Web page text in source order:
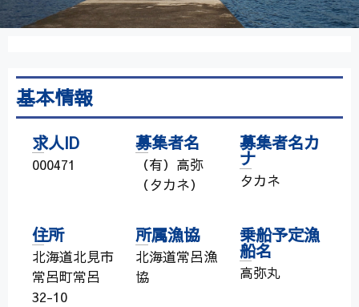
基本情報
求人ID
000471
募集者名
（有）高弥
（タカネ）
募集者名カ
ナ
タカネ
住所
北海道北見市
常呂町常呂
32-10
所属漁協
北海道常呂漁
協
乗船予定漁
船名
高弥丸